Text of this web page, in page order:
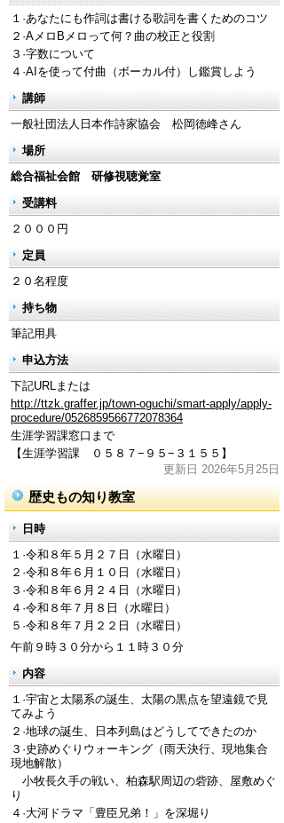
１·あなたにも作詞は書ける歌詞を書くためのコツ
２·AメロBメロって何？曲の校正と役割
３·字数について
４·AIを使って付曲（ボーカル付）し鑑賞しよう
講師
一般社団法人日本作詩家協会 松岡徳峰さん
場所
総合福祉会館 研修視聴覚室
受講料
２０００円
定員
２０名程度
持ち物
筆記用具
申込方法
下記URLまたは
http://ttzk.graffer.jp/town-oguchi/smart-apply/apply-
procedure/0526859566772078364
生涯学習課窓口まで
【生涯学習課 ０５８７−９５−３１５５】
更新日 2026年5月25日
歴史もの知り教室
日時
１·令和８年５月２７日（水曜日）
２·令和８年６月１０日（水曜日）
３·令和８年６月２４日（水曜日）
４·令和８年７月８日（水曜日）
５·令和８年７月２２日（水曜日）
午前９時３０分から１１時３０分
内容
１·宇宙と太陽系の誕生、太陽の黒点を望遠鏡で見
てみよう
２·地球の誕生、日本列島はどうしてできたのか
３·史跡めぐりウォーキング（雨天決行、現地集合
現地解散）
小牧長久手の戦い、柏森駅周辺の砦跡、屋敷めぐ
り
４·大河ドラマ「豊臣兄弟！」を深堀り